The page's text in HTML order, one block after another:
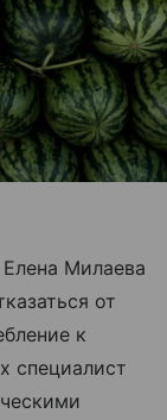
Милаева
от
к
специалист